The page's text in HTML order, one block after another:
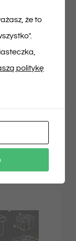
że to
politykę